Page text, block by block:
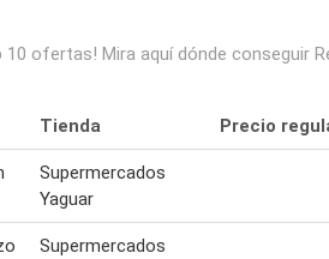
ofertas! Mira aquí dónde conseguir
Tienda Precio
Supermercados
Yaguar
Supermercados